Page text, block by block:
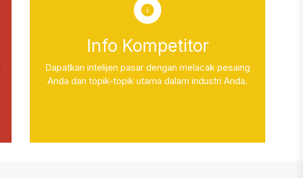
Info Kompetitor
Dapatkan intelijen pasar dengan melacak pesaing
Anda dan topik-topik utama dalam industri Anda.